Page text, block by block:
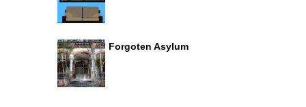
Forgoten Asylum